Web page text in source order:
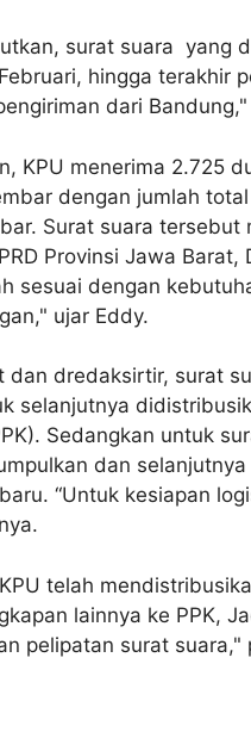
surat suara yang
hingga terakhir
dari
KPU menerima 2.725
dengan jumlah
Surat suara tersebut
Provinsi Jawa Barat,
sesuai dengan
ujar Eddy.
dan dredaksirtir, surat
selanjutnya
Sedangkan untuk
dan
“Untuk kesiapan
telah
lainnya ke PPK,
pelipatan surat suara,"